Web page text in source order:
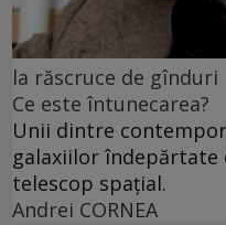
la răscruce de gînduri
Ce este întunecarea?
Unii dintre
galaxiilor îndepărtate
telescop spațial.
Andrei CORNEA